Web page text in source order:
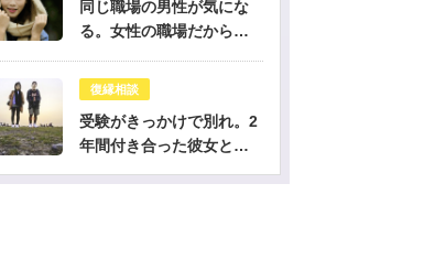
占い師・占いライター募集中！